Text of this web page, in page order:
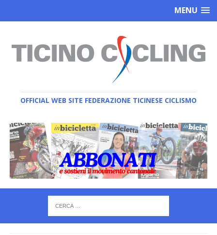
MENU
OFFICIAL WEB SITE FEDERAZIONE TICINESE CICLISMO